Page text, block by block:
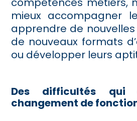
mieux accompagner
apprendre de
de nouveaux formats
ou développer leurs
Des difficultés qui
changement de